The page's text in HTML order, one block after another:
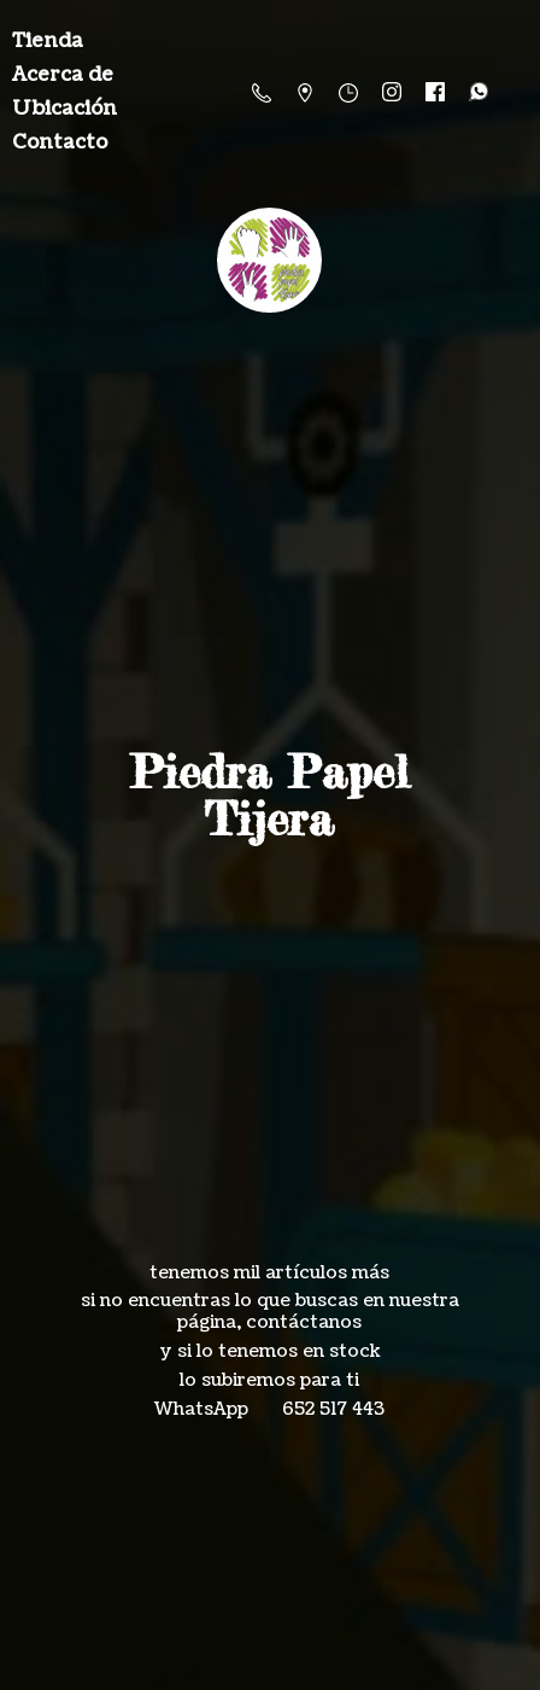
Tienda
Acerca de
Ubicación
Contacto
PiedraPapel
Tijera
tenemos mil artículos más
si no encuentras lo que buscas en nuestra
página, contáctanos
y si lo tenemos en stock
lo subiremos para ti
WhatsApp 652517 443